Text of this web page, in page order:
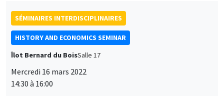
SÉMINAIRES INTERDISCIPLINAIRES
HISTORY AND ECONOMICS SEMINAR
Îlot Bernard du BoisSalle 17
Mercredi 16 mars 2022
14:30 à 16:00